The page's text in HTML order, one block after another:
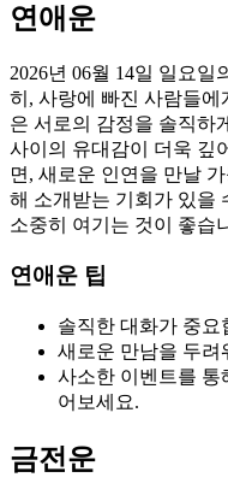
연애운
2026년 06월 14일 일요
히, 사랑에 빠진 사람들
은 서로의 감정을 솔직하
사이의 유대감이 더욱 깊
면, 새로운 인연을 만날
해 소개받는 기회가 있을
소중히 여기는 것이 좋습
연애운 팁
솔직한 대화가 중요
새로운 만남을 두려
사소한 이벤트를 통
어보세요.
금전운